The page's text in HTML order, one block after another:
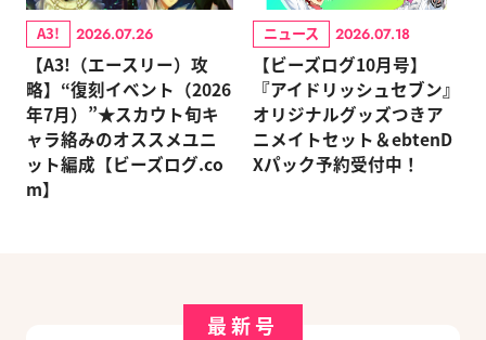
A3! 2026.07.26
【A3!（エースリー）攻
略】“復刻イベント（2026
年7月）”★スカウト旬キ
ャラ絡みのオススメユニ
ット編成【ビーズログ.co
m】
ニュース 2026.07.18
【ビーズログ10月号】
『アイドリッシュセブン』
オリジナルグッズつきア
ニメイトセット＆ebtenD
Xパック予約受付中！
最新号